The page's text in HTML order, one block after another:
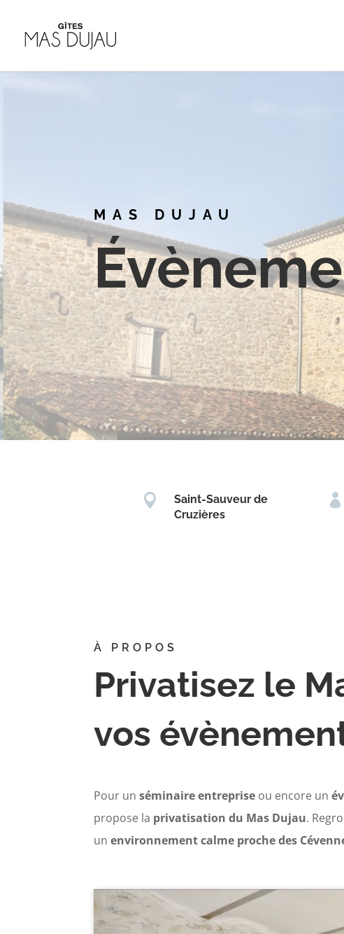
MAS DUJAU

Saint-Sauveur de
Cruzières

À PROPOS
Privatisez le
vos
Pour unséminaire entreprise ou encore un
propose la privatisation du Mas Dujau.
unenvironnement calme proche des